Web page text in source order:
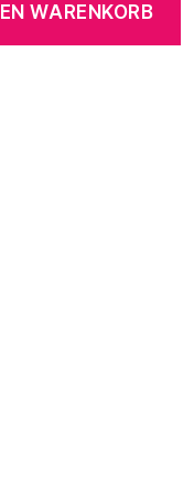
WARENKORB